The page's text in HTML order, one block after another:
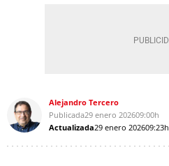
Alejandro Tercero
Publicada29 enero 202609:00h
Actualizada29 enero 202609:23h